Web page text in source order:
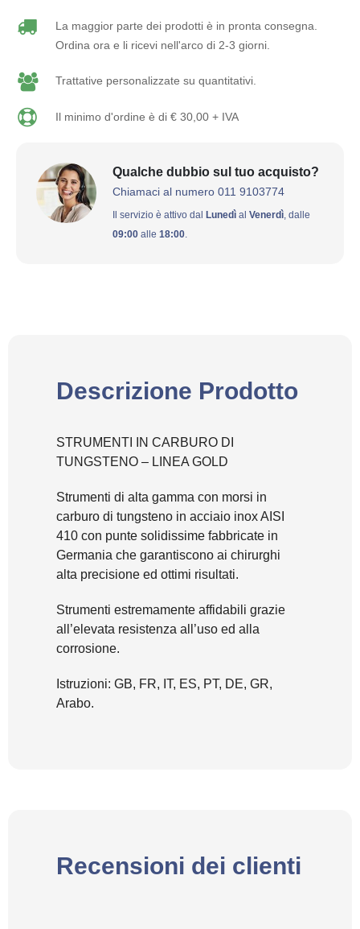
La maggior parte dei prodotti è in pronta consegna.
Ordina ora e li ricevi nell'arco di 2-3 giorni.
Trattative personalizzate su quantitativi.
Il minimo d'ordine è di € 30,00 + IVA
Qualche dubbio sul tuo acquisto?
Chiamaci al numero 011 9103774
Il servizio è attivo dal Lunedì al Venerdì, dalle
09:00 alle 18:00.
Descrizione Prodotto
STRUMENTI IN CARBURO DI
TUNGSTENO – LINEA GOLD
Strumenti di alta gamma con morsi in
carburo di tungsteno in acciaio inox AISI
410 con punte solidissime fabbricate in
Germania che garantiscono ai chirurghi
alta precisione ed ottimi risultati.
Strumenti estremamente affidabili grazie
all’elevata resistenza all’uso ed alla
corrosione.
Istruzioni: GB, FR, IT, ES, PT, DE, GR,
Arabo.
Recensioni dei clienti